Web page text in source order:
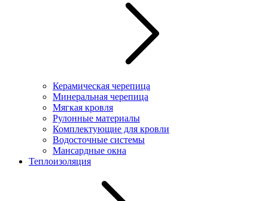
Керамическая черепица
Минеральная черепица
Мягкая кровля
Рулонные материалы
Комплектующие для кровли
Водосточные системы
Мансардные окна
Теплоизоляция